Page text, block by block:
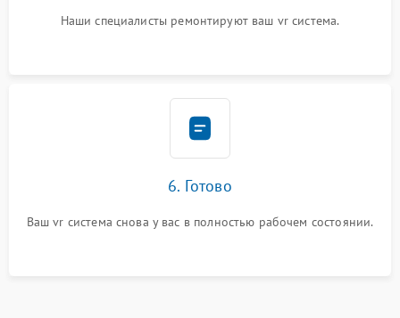
Наши специалисты ремонтируют ваш vr система.
6. Готово
Ваш vr система снова у вас в полностью рабочем состоянии.